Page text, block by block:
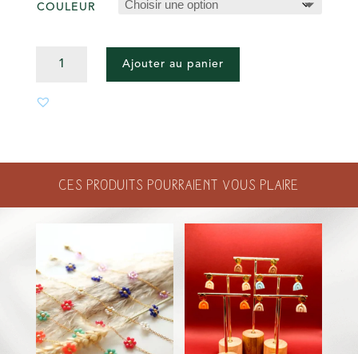
COULEUR
SWAN
Ajouter au panier
Ces produits pourraient vous plaire